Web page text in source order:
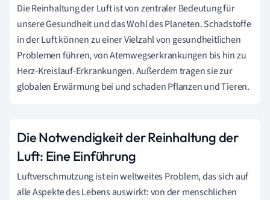
Die Reinhaltung der Luft ist von zentraler Bedeutung für
unsere Gesundheit und das Wohl des Planeten. Schadstoffe
in der Luft können zu einer Vielzahl von gesundheitlichen
Problemen führen, von Atemwegserkrankungen bis hin zu
Herz-Kreislauf-Erkrankungen. Außerdem tragen sie zur
globalen Erwärmung bei und schaden Pflanzen und Tieren.
Die Notwendigkeit der Reinhaltung der
Luft: Eine Einführung
Luftverschmutzung ist ein weltweites Problem, das sich auf
alle Aspekte des Lebens auswirkt: von der menschlichen